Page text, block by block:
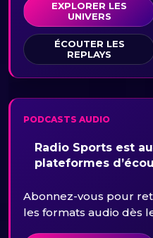
EXPLORER LES
UNIVERS
ÉCOUTER LES
REPLAYS
PODCASTS AUDIO
Radio Sports est
plateformes
Abonnez-vous pour
les formats audio dès